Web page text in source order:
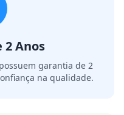
2 Anos
garantia de 2
na qualidade.